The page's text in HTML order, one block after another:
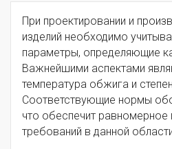
При проектировании и
изделий необходимо
параметры, определяющие
Важнейшими аспектами
температура обжига и
Соответствующие нормы
что обеспечит равномерное
требований в данной